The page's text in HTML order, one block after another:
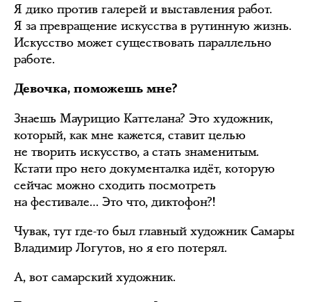
Я дико против галерей и выставления работ.
Я за превращение искусства в рутинную жизнь.
Искусство может существовать параллельно
работе.
Девочка, поможешь мне?
Знаешь Маурицио Каттелана? Это художник,
который, как мне кажется, ставит целью
не творить искусство, а стать знаменитым.
Кстати про него документалка идёт, которую
сейчас можно сходить посмотреть
на фестивале… Это что, диктофон?!
Чувак, тут где-то был главный художник Самары
Владимир Логутов, но я его потерял.
А, вот самарский художник.